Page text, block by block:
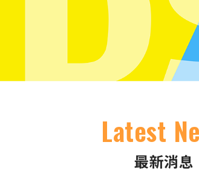
Latest
最新消息